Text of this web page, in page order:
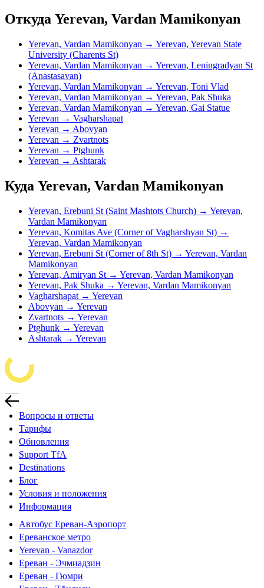
Откуда Yerevan, Vardan Mamikonyan
Yerevan, Vardan Mamikonyan → Yerevan, Yerevan State
University (Charents St)
Yerevan, Vardan Mamikonyan → Yerevan, Leningradyan St
(Anastasavan)
Yerevan, Vardan Mamikonyan → Yerevan, Toni Vlad
Yerevan, Vardan Mamikonyan → Yerevan, Pak Shuka
Yerevan, Vardan Mamikonyan → Yerevan, Gai Statue
Yerevan → Vagharshapat
Yerevan → Abovyan
Yerevan → Zvartnots
Yerevan → Ptghunk
Yerevan → Ashtarak
Куда Yerevan, Vardan Mamikonyan
Yerevan, Erebuni St (Saint Mashtots Church) → Yerevan,
Vardan Mamikonyan
Yerevan, Komitas Ave (Corner of Vagharshyan St) →
Yerevan, Vardan Mamikonyan
Yerevan, Erebuni St (Corner of 8th St) → Yerevan, Vardan
Mamikonyan
Yerevan, Amiryan St → Yerevan, Vardan Mamikonyan
Yerevan, Pak Shuka → Yerevan, Vardan Mamikonyan
Vagharshapat → Yerevan
Abovyan → Yerevan
Zvartnots → Yerevan
Ptghunk → Yerevan
Ashtarak → Yerevan
Вопросы и ответы
Тарифы
Обновления
Support TfA
Destinations
Блог
Условия и положения
Информация
Автобус Ереван-Аэропорт
Ереванское метро
Yerevan - Vanazdor
Ереван - Эчмиадзин
Ереван - Гюмри